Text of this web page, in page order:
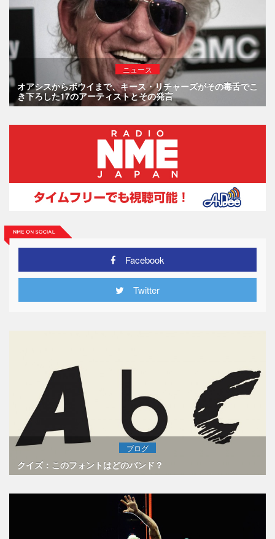
ニュース
オアシスからボウイまで、キース・リチャーズがその毒舌でこ
き下ろした17のアーティストとその発言
Facebook
Twitter
ブログ
クイズ：このフォントはどのバンド？